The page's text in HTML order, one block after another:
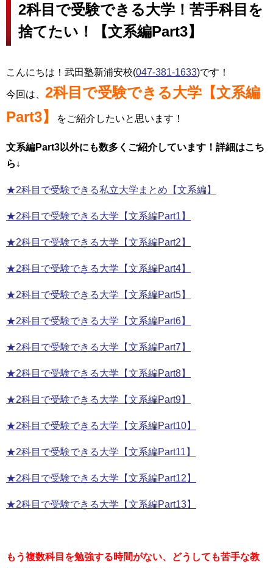
2科目で受験できる大学！苦手科目を
捨てたい！【文系編Part3】
こんにちは！武田塾新浦安校(047-381-1633)です！
今回は、 2科目で受験できる大学【文系編
Part3】
をご紹介したいと思います！
文系編Part3以外にも数多くご紹介しています！詳細はこち
ら↓
★2科目で受験できる私立大学まとめ【文系編】
★2科目で受験できる大学【文系編Part1】
★2科目で受験できる大学【文系編Part2】
★2科目で受験できる大学【文系編Part4】
★2科目で受験できる大学【文系編Part5】
★2科目で受験できる大学【文系編Part6】
★2科目で受験できる大学【文系編Part7】
★2科目で受験できる大学【文系編Part8】
★2科目で受験できる大学【文系編Part9】
★2科目で受験できる大学【文系編Part10】
★2科目で受験できる大学【文系編Part11】
★2科目で受験できる大学【文系編Part12】
★2科目で受験できる大学【文系編Part13】
もう複数科目を勉強する時間がない、どうしても苦手な教